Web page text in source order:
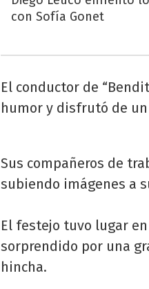
con Sofía Gonet
El conductor de
humor y disfrutó de
Sus compañeros de
subiendo imágenes a
El festejo tuvo lugar
sorprendido por una
hincha.